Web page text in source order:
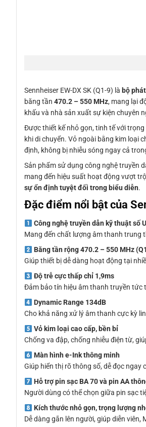
Sennheiser EW-DX SK (Q1-9) là bộ
băng tần 470.2 – 550 MHz, mang lại
khấu và nhà sản xuất sự kiện chuyên
Được thiết kế nhỏ gọn, tinh tế với
khi di chuyển. Vỏ ngoài bằng kim loại
định, không bị nhiễu sóng ngay cả
Sản phẩm sử dụng công nghệ truyền
mang đến hiệu suất hoạt động vượt
sự ổn định tuyệt đối trong biểu diễn.
Đặc điểm nổi bật của
Công nghệ truyền dẫn kỹ thuật số
Mang đến chất lượng âm thanh trung
Băng tần rộng 470.2 – 550 MHz
Giúp thiết bị dễ dàng hoạt động tại
Độ trễ cực thấp chỉ 1,9ms
Đảm bảo tín hiệu âm thanh truyền tức
Dynamic Range 134dB
Cho khả năng xử lý âm thanh cực kỳ
Vỏ kim loại cao cấp, bền bỉ
Chống va đập, chống nhiễu điện từ,
Màn hình e-Ink thông minh
Giúp hiển thị rõ thông số, dễ đọc
Hỗ trợ pin sạc BA 70 và pin AA
Người dùng có thể chọn giữa pin sạc
Kích thước nhỏ gọn, trọng lượng
Dễ dàng gắn lên người, giúp diễn